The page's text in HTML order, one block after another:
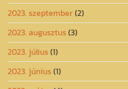
2023. szeptember(2)
2023. augusztus(3)
2023. július(1)
2023. június(1)